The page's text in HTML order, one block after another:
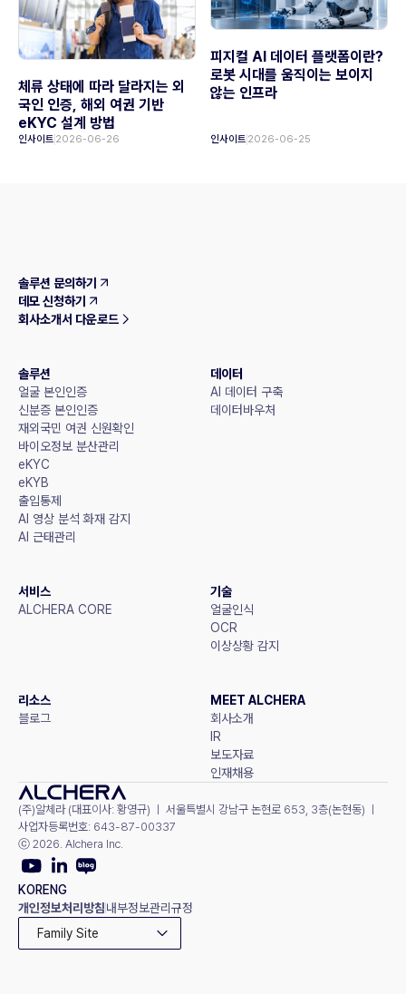
체류 상태에 따라 달라지는 외
국인 인증, 해외 여권 기반
eKYC 설계 방법
인사이트 2026-06-26
피지컬 AI 데이터 플랫폼이란?
로봇 시대를 움직이는 보이지
않는 인프라
인사이트 2026-06-25
솔루션 문의하기
데모 신청하기
회사소개서 다운로드
솔루션
얼굴 본인인증
신분증 본인인증
재외국민 여권 신원확인
바이오정보 분산관리
eKYC
eKYB
출입통제
AI 영상 분석 화재 감지
AI 근태관리
데이터
AI 데이터 구축
데이터바우처
서비스
ALCHERA CORE
기술
얼굴인식
OCR
이상상황 감지
리소스
블로그
MEET ALCHERA
회사소개
IR
보도자료
인재채용
(주)알체라 (대표이사: 황영규) ㅣ 서울특별시 강남구 논현로 653, 3층(논현동) ㅣ
사업자등록번호: 643-87-00337
ⓒ 2026. Alchera Inc.
KORENG
개인정보처리방침내부정보관리규정
Family Site